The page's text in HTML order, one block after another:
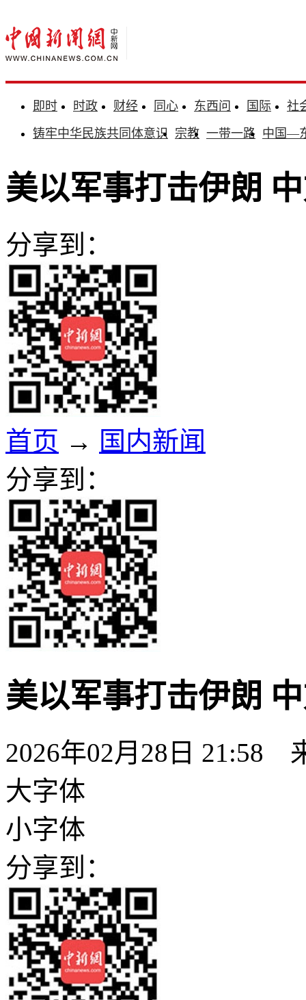
即时 时政 财经 同心 东西问 国际
社
铸牢中华民族共同体意识 宗教 一带一路 中国—
美以军事打击伊朗
分享到：
首页 → 国内新闻
分享到：
美以军事打击伊朗
2026年02月28日 21:58
大字体
小字体
分享到：